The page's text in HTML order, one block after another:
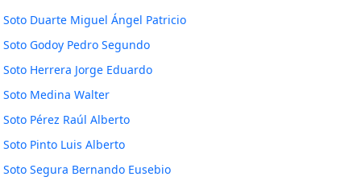
Soto Duarte Miguel Ángel Patricio
Soto Godoy Pedro Segundo
Soto Herrera Jorge Eduardo
Soto Medina Walter
Soto Pérez Raúl Alberto
Soto Pinto Luis Alberto
Soto Segura Bernando Eusebio